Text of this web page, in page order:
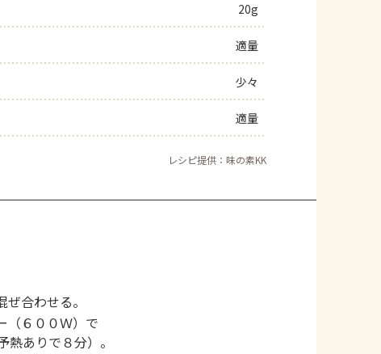
20g
適量
少々
適量
レシピ提供：味の素KK
合わせる。
（６００Ｗ）で
ありで８分）。